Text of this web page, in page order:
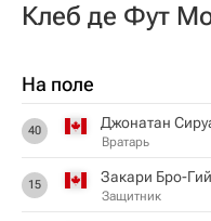
Клеб де Фут
На поле
40 Джонатан
Вратарь
15 Закари Бро-
Защитник